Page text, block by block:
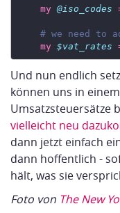
my @iso_codes
# we need to
my $vat_rates
Und nun endlich
können uns in
Umsatzsteuersätze
vielleicht neu
dann jetzt einfach
dann hoffentlich -
hält, was sie
Foto von The New